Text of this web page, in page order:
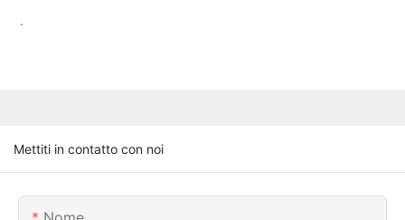
.
Mettiti in contatto con noi